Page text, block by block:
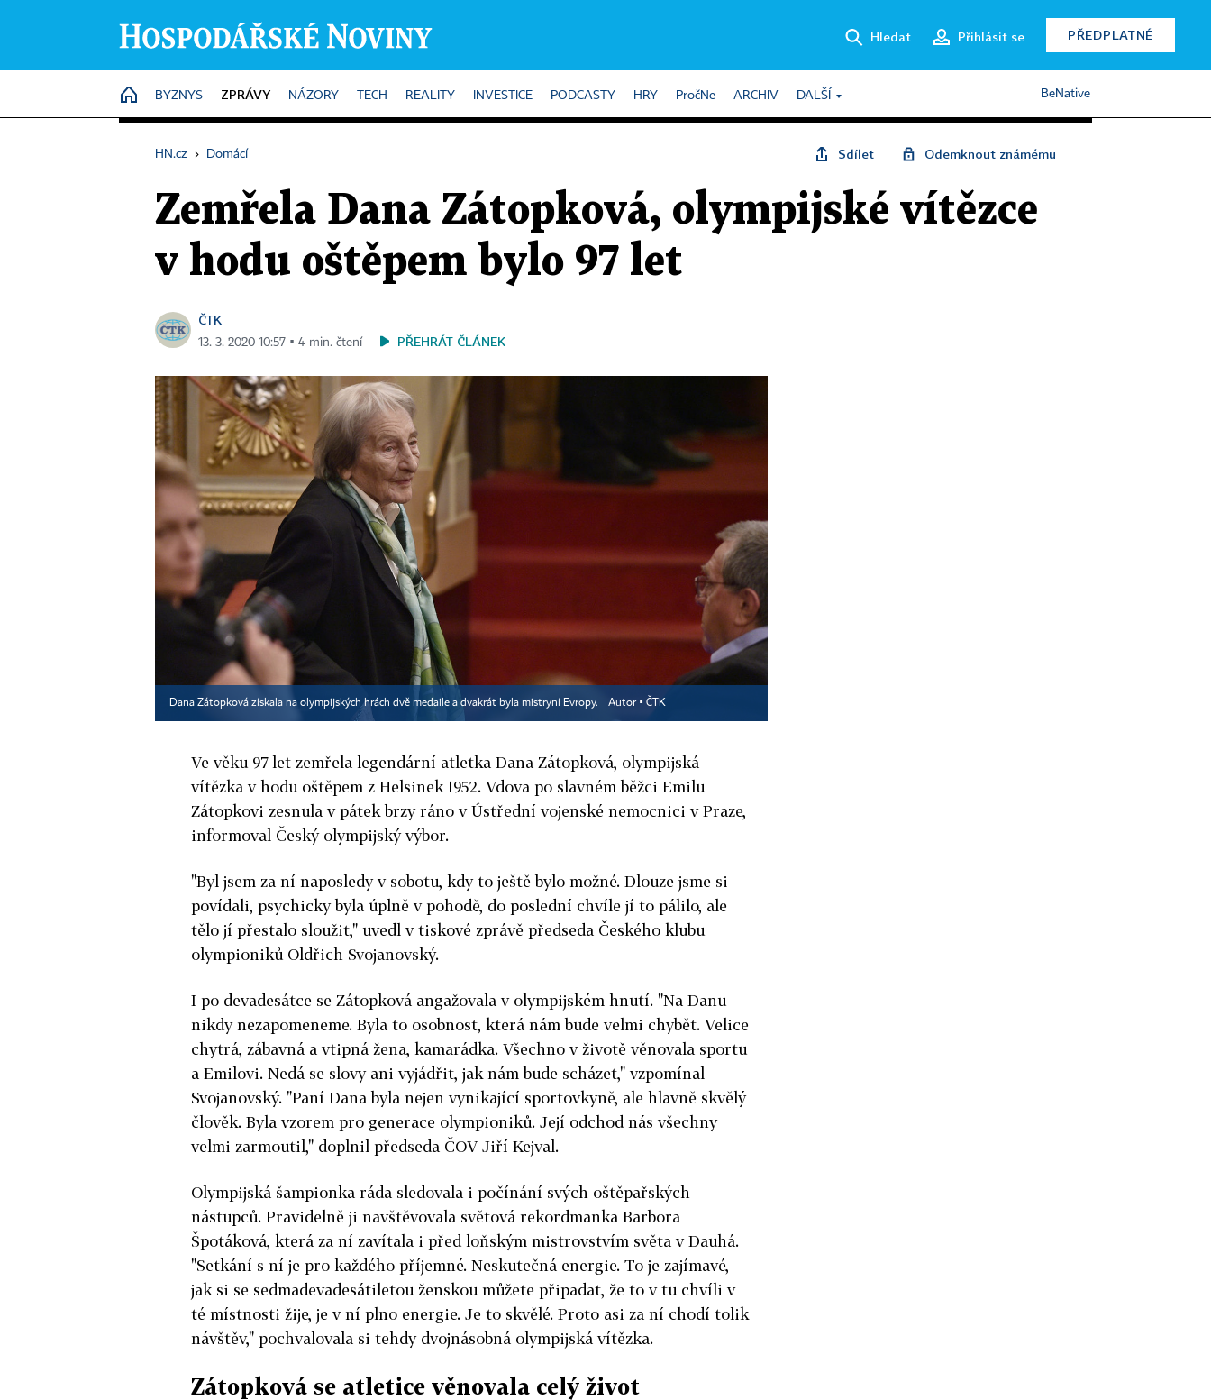
Hledat Přihlásit se PŘEDPLATNÉ
HOME
BYZNYS ZPRÁVY NÁZORY TECH REALITY INVESTICE PODCASTY HRY PročNe ARCHIV DALŠÍ BeNative
HN.cz › Domácí Sdílet Odemknout známému
Zemřela Dana Zátopková, olympijské vítězce
v hodu oštěpem bylo 97 let
ČTK
13. 3. 2020 10:57 ▪ 4 min. čtení PŘEHRÁT ČLÁNEK
Dana Zátopková získala na olympijských hrách dvě medaile a dvakrát byla mistryní Evropy. Autor ▪ ČTK
Ve věku 97 let zemřela legendární atletka Dana Zátopková, olympijská
vítězka v hodu oštěpem z Helsinek 1952. Vdova po slavném běžci Emilu
Zátopkovi zesnula v pátek brzy ráno v Ústřední vojenské nemocnici v Praze,
informoval Český olympijský výbor.
"Byl jsem za ní naposledy v sobotu, kdy to ještě bylo možné. Dlouze jsme si
povídali, psychicky byla úplně v pohodě, do poslední chvíle jí to pálilo, ale
tělo jí přestalo sloužit," uvedl v tiskové zprávě předseda Českého klubu
olympioniků Oldřich Svojanovský.
I po devadesátce se Zátopková angažovala v olympijském hnutí. "Na Danu
nikdy nezapomeneme. Byla to osobnost, která nám bude velmi chybět. Velice
chytrá, zábavná a vtipná žena, kamarádka. Všechno v životě věnovala sportu
a Emilovi. Nedá se slovy ani vyjádřit, jak nám bude scházet," vzpomínal
Svojanovský. "Paní Dana byla nejen vynikající sportovkyně, ale hlavně skvělý
člověk. Byla vzorem pro generace olympioniků. Její odchod nás všechny
velmi zarmoutil," doplnil předseda ČOV Jiří Kejval.
Olympijská šampionka ráda sledovala i počínání svých oštěpařských
nástupců. Pravidelně ji navštěvovala světová rekordmanka Barbora
Špotáková, která za ní zavítala i před loňským mistrovstvím světa v Dauhá.
"Setkání s ní je pro každého příjemné. Neskutečná energie. To je zajímavé,
jak si se sedmadevadesátiletou ženskou můžete připadat, že to v tu chvíli v
té místnosti žije, je v ní plno energie. Je to skvělé. Proto asi za ní chodí tolik
návštěv," pochvalovala si tehdy dvojnásobná olympijská vítězka.
Zátopková se atletice věnovala celý život